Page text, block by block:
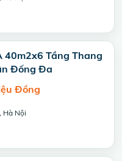
40m2x6 Tầng Thang
Đống Đa
Đồng
Hà Nội